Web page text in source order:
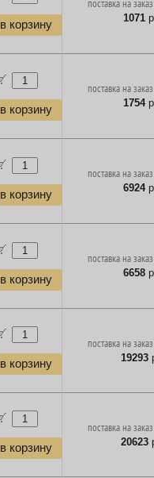
в корзину
поставка на
1071
в корзину
поставка на
1754
в корзину
поставка на
6924
в корзину
поставка на
6658
в корзину
поставка на
19293
в корзину
поставка на
20623